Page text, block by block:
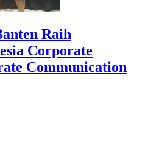
Raih
Corporate
Communication